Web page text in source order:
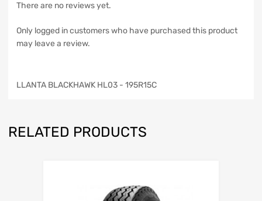
There are no reviews yet.
Only logged in customers who have purchased this product
may leave a review.
LLANTA BLACKHAWK HL03 - 195R15C
RELATED PRODUCTS